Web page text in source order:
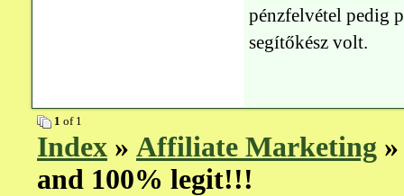
pénzfelvétel pedig
segítőkész volt.
1 of 1
Index » Affiliate Marketing
and 100% legit!!!